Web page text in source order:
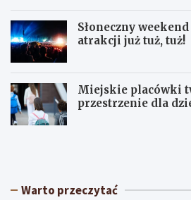
Słoneczny
atrakcji już tuż, tuż!
Miejskie placówki
przestrzenie dla
S
c
U
w Warto przeczytać